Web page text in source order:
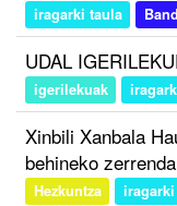
iragarki taula
UDAL
igerilekuak
Xinbili Xanbala
behineko
Hezkuntza